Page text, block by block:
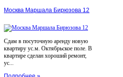
Москва Маршала Бирюзова 12
Сдам в посуточную аренду новую
квартиру ус.м. Октябрьское поле. В
квартире сделан хороший ремонт,
ус...